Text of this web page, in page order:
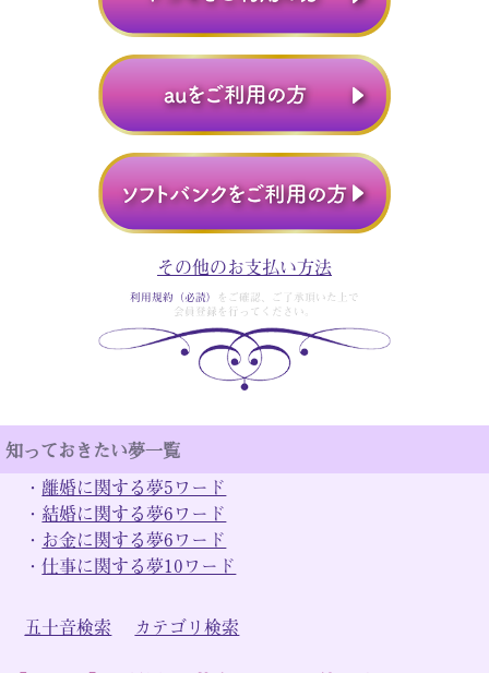
その他のお支払い方法
利用規約（必読）
をご確認、ご了承頂いた上で
会員登録を行ってください。
知っておきたい夢一覧
・ 離婚に関する夢5ワード
・ 結婚に関する夢6ワード
・ お金に関する夢6ワード
・仕事に関する夢10ワード
五十音検索 カテゴリ検索